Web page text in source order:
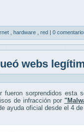
hardware red 0
webs
fueron sorprendidos
de infracción por
ayuda oficial desde el 4